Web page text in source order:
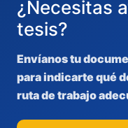
¿Necesitas
tesis?
Envíanos tu
para indicarte qué
ruta de trabajo